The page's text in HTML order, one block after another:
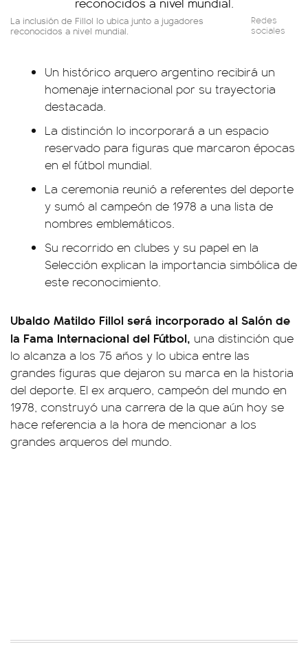
La inclusión de Fillol lo ubica junto a jugadores
reconocidos a nivel mundial.
Redes
sociales
Un histórico arquero argentino recibirá un
homenaje internacional por su trayectoria
destacada.
La distinción lo incorporará a un espacio
reservado para figuras que marcaron épocas
en el fútbol mundial.
La ceremonia reunió a referentes del deporte
y sumó al campeón de 1978 a una lista de
nombres emblemáticos.
Su recorrido en clubes y su papel en la
Selección explican la importancia simbólica de
este reconocimiento.
Ubaldo Matildo Fillol será incorporado al Salón de
la Fama Internacional del Fútbol, una distinción que
lo alcanza a los 75 años y lo ubica entre las
grandes figuras que dejaron su marca en la historia
del deporte. El ex arquero, campeón del mundo en
1978, construyó una carrera de la que aún hoy se
hace referencia a la hora de mencionar a los
grandes arqueros del mundo.